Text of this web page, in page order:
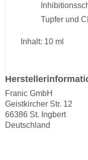
Tupfer und
Inhalt: 10 ml
Franic GmbH
Geistkircher Str. 12
66386 St. Ingbert
Deutschland